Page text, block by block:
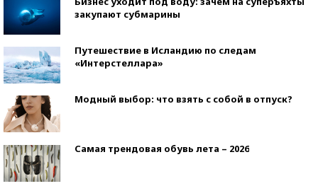
закупают субмарины
Путешествие в Исландию по следам
«Интерстеллара»
Модный выбор: что взять с собой в отпуск?
Самая трендовая обувь лета – 2026